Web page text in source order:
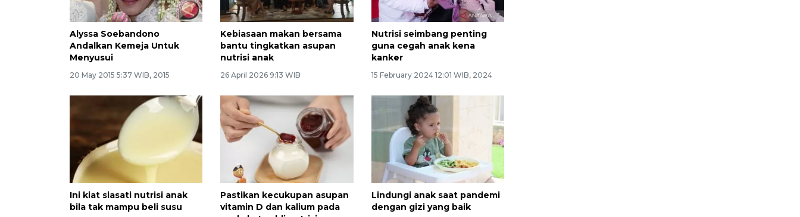
Alyssa Soebandono
Andalkan Kemeja Untuk
Menyusui
20 May 2015 5:37 WIB, 2015
Kebiasaan makan bersama
bantu tingkatkan asupan
nutrisi anak
26 April 2026 9:13 WIB
Nutrisi seimbang penting
guna cegah anak kena
kanker
15 February 2024 12:01 WIB, 2024
Ini kiat siasati nutrisi anak
bila tak mampu beli susu
Pastikan kecukupan asupan
vitamin D dan kalium pada
Lindungi anak saat pandemi
dengan gizi yang baik